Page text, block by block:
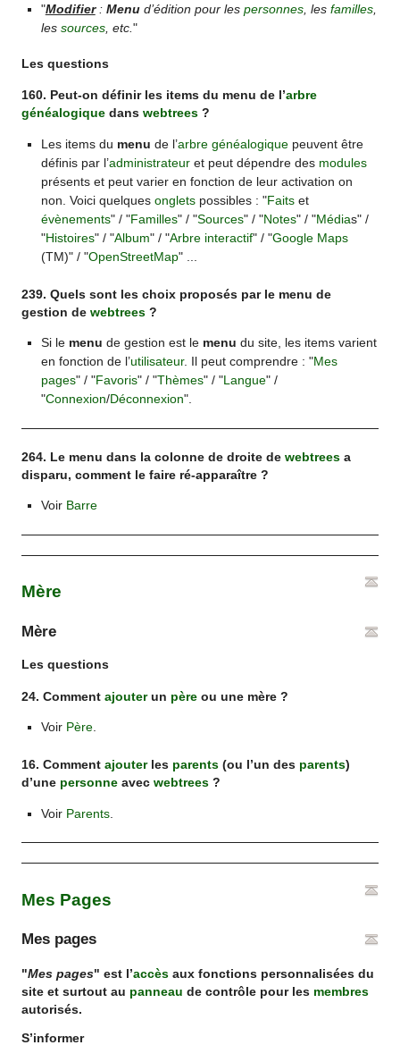
"Modifier: Menud’édition pour les personnes, les familles,
les sources, etc. "
Les questions
160. Peut-on définir les items du menu de l’arbre
généalogique danswebtrees ?
Les items du menu de l’arbre généalogiquepeuvent être
définis par l’administrateuret peut dépendre des modules
présents et peut varier en fonction de leur activation on
non. Voici quelques ongletspossibles : "Faitset
évènements" / "Familles" / "Sources" / "Notes" / "Médias" /
"Histoires" / "Album" / "Arbre interactif" / "Google Maps
(TM)" / "OpenStreetMap" ...
239. Quels sont les choix proposés par le menu de
gestion dewebtrees ?
Si le menu de gestion est le menu du site, les items varient
en fonction de l’utilisateur. Il peut comprendre : "Mes
pages" / "Favoris" / "Thèmes" / "Langue" /
"Connexion/Déconnexion".
264. Le menu dans la colonne de droite dewebtrees a
disparu, comment le faire ré-apparaître ?
Voir Barre
Mère
Mère
Les questions
24. Commentajouterun père ou une mère ?
Voir Père.
16. Commentajouterles parents (ou l’un des parents)
d’une personne avecwebtrees ?
Voir Parents.
Mes Pages
Mes pages
"Mes pages" est l’accès aux fonctions personnalisées du
site et surtout au panneau de contrôle pour les membres
autorisés.
S’informer